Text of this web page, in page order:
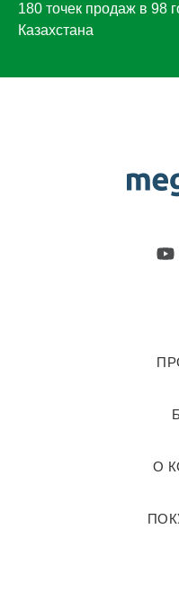
180 точек продаж в 98
Казахстана
О